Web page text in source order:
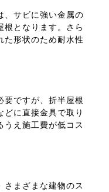
、サビに強い金属の
根となります。さら
た形状のため耐水性
要ですが、折半屋根
どに直接金具で取り
うえ施工費が低コス
さまざまな建物のス